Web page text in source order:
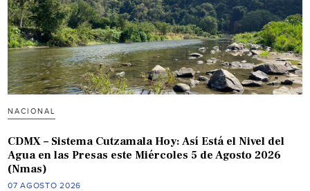
NACIONAL
CDMX – Sistema Cutzamala Hoy: Así Está el Nivel del
Agua en las Presas este Miércoles 5 de Agosto 2026
(Nmas)
07 AGOSTO 2026